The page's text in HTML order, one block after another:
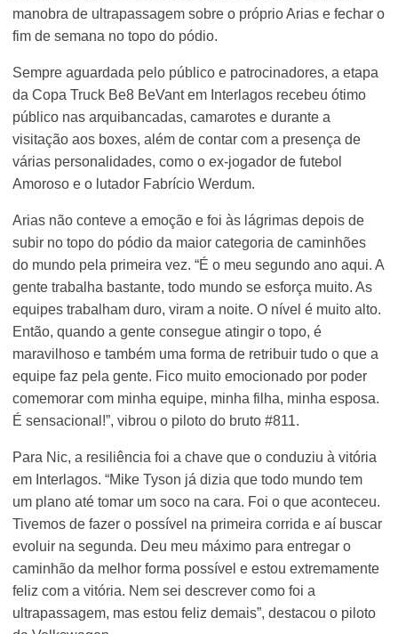
manobra de ultrapassagem sobre o próprio Arias e fechar o
fim de semana no topo do pódio.
Sempre aguardada pelo público e patrocinadores, a etapa
da Copa Truck Be8 BeVant em Interlagos recebeu ótimo
público nas arquibancadas, camarotes e durante a
visitação aos boxes, além de contar com a presença de
várias personalidades, como o ex-jogador de futebol
Amoroso e o lutador Fabrício Werdum.
Arias não conteve a emoção e foi às lágrimas depois de
subir no topo do pódio da maior categoria de caminhões
do mundo pela primeira vez. “É o meu segundo ano aqui. A
gente trabalha bastante, todo mundo se esforça muito. As
equipes trabalham duro, viram a noite. O nível é muito alto.
Então, quando a gente consegue atingir o topo, é
maravilhoso e também uma forma de retribuir tudo o que a
equipe faz pela gente. Fico muito emocionado por poder
comemorar com minha equipe, minha filha, minha esposa.
É sensacional!”, vibrou o piloto do bruto #811.
Para Nic, a resiliência foi a chave que o conduziu à vitória
em Interlagos. “Mike Tyson já dizia que todo mundo tem
um plano até tomar um soco na cara. Foi o que aconteceu.
Tivemos de fazer o possível na primeira corrida e aí buscar
evoluir na segunda. Deu meu máximo para entregar o
caminhão da melhor forma possível e estou extremamente
feliz com a vitória. Nem sei descrever como foi a
ultrapassagem, mas estou feliz demais”, destacou o piloto